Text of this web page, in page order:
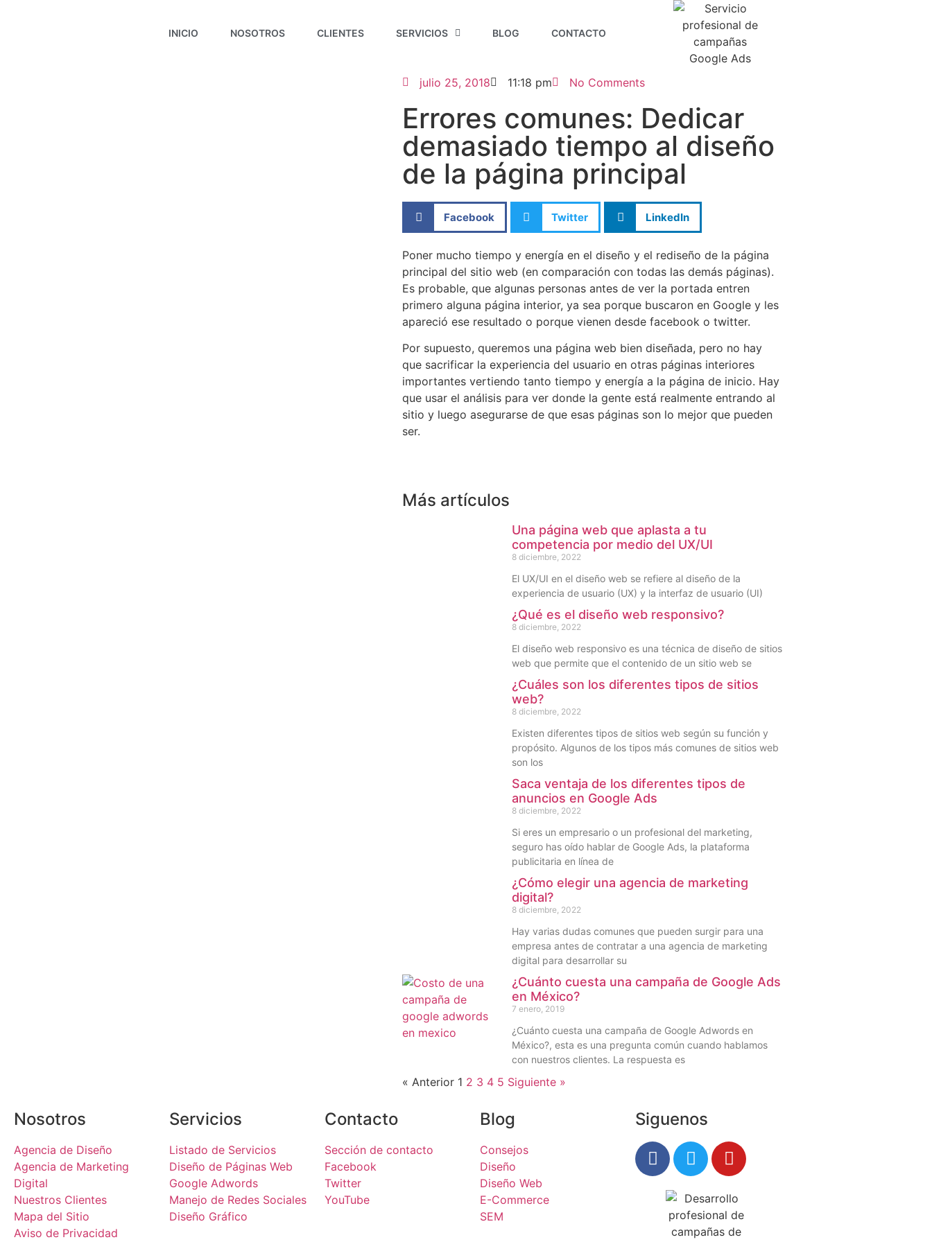
INICIO NOSOTROS CLIENTES SERVICIOS BLOG CONTACTO
julio 25, 2018 11:18 pm No Comments
Errores comunes: Dedicar
demasiado tiempo al diseño
de la página principal
Facebook Twitter LinkedIn
Poner mucho tiempo y energía en el diseño y el rediseño de la página
principal del sitio web (en comparación con todas las demás páginas).
Es probable, que algunas personas antes de ver la portada entren
primero alguna página interior, ya sea porque buscaron en Google y les
apareció ese resultado o porque vienen desde facebook o twitter.
Por supuesto, queremos una página web bien diseñada, pero no hay
que sacrificar la experiencia del usuario en otras páginas interiores
importantes vertiendo tanto tiempo y energía a la página de inicio. Hay
que usar el análisis para ver donde la gente está realmente entrando al
sitio y luego asegurarse de que esas páginas son lo mejor que pueden
ser.
Más artículos
Una página web que aplasta a tu
competencia por medio del UX/UI
8 diciembre, 2022
El UX/UI en el diseño web se refiere al diseño de la
experiencia de usuario (UX) y la interfaz de usuario (UI)
¿Qué es el diseño web responsivo?
8 diciembre, 2022
El diseño web responsivo es una técnica de diseño de sitios
web que permite que el contenido de un sitio web se
¿Cuáles son los diferentes tipos de sitios
web?
8 diciembre, 2022
Existen diferentes tipos de sitios web según su función y
propósito. Algunos de los tipos más comunes de sitios web
son los
Saca ventaja de los diferentes tipos de
anuncios en Google Ads
8 diciembre, 2022
Si eres un empresario o un profesional del marketing,
seguro has oído hablar de Google Ads, la plataforma
publicitaria en línea de
¿Cómo elegir una agencia de marketing
digital?
8 diciembre, 2022
Hay varias dudas comunes que pueden surgir para una
empresa antes de contratar a una agencia de marketing
digital para desarrollar su
¿Cuánto cuesta una campaña de Google Ads
en México?
7 enero, 2019
¿Cuánto cuesta una campaña de Google Adwords en
México?, esta es una pregunta común cuando hablamos
con nuestros clientes. La respuesta es
« Anterior 1 2 3 4 5 Siguiente »
Nosotros
Agencia de Diseño
Agencia de Marketing
Digital
Nuestros Clientes
Mapa del Sitio
Aviso de Privacidad
Servicios
Listado de Servicios
Diseño de Páginas Web
Google Adwords
Manejo de Redes Sociales
Diseño Gráfico
Contacto
Sección de contacto
Facebook
Twitter
YouTube
Blog
Consejos
Diseño
Diseño Web
E-Commerce
SEM
Siguenos